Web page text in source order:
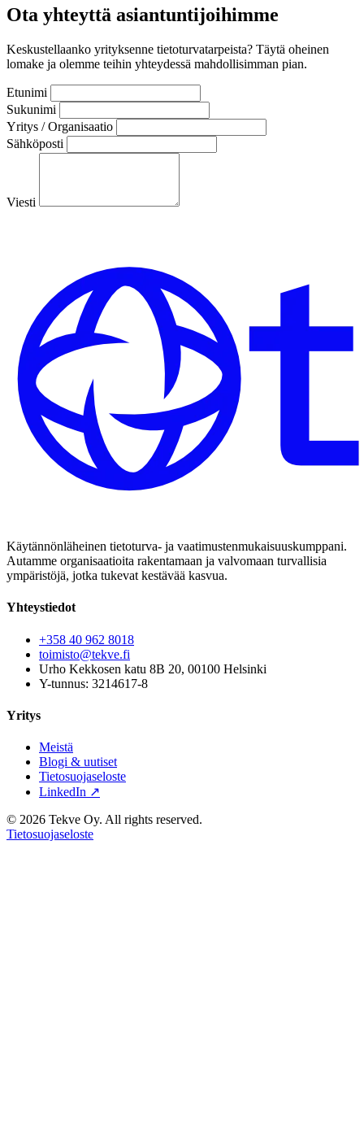
Ota yhteyttä asiantuntijoihimme
Keskustellaanko yrityksenne tietoturvatarpeista? Täytä oheinen
lomake ja olemme teihin yhteydessä mahdollisimman pian.
Etunimi
Sukunimi
Yritys / Organisaatio
Sähköposti
Viesti
Käytännönläheinen tietoturva- ja vaatimustenmukaisuuskumppani.
Autamme organisaatioita rakentamaan ja valvomaan turvallisia
ympäristöjä, jotka tukevat kestävää kasvua.
Yhteystiedot
+358 40 962 8018
toimisto@tekve.fi
Urho Kekkosen katu 8B 20, 00100 Helsinki
Y-tunnus: 3214617-8
Yritys
Meistä
Blogi & uutiset
Tietosuojaseloste
LinkedIn ↗
© 2026 Tekve Oy. All rights reserved.
Tietosuojaseloste